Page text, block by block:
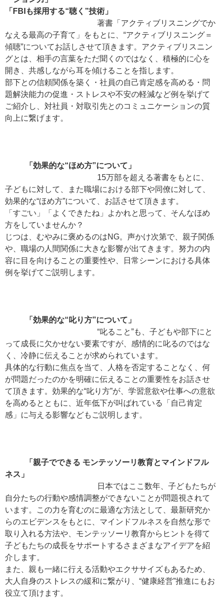
「FBIも採用する“聴く”技術」
著書「アクティブリスニングでか
なえる最高の子育て」をもとに、“アクティブリスニング＝
傾聴”についてお話しさせて頂きます。アクティブリスニン
グとは、相手の言葉をただ聞くのではなく、積極的に心を
開き、共感しながら耳を傾けることを指します。
部下との信頼関係を築く・社員の自己肯定感を高める・問
題解決能力の促進・ストレスや不安の軽減など例を挙げて
ご紹介し、対社員・対取引先とのコミュニケーションの質
向上に繋げます。
「効果的な“ほめ方”について」
15万部を超える著書をもとに、
子どもに対して、また職場における部下や同僚に対して、
効果的な“ほめ方”について、お話させて頂きます。
「すごい」「よくできたね」よかれと思って、そんなほめ
方をしていませんか？
じつは、むやみに褒めるのはNG。声かけ次第で、親子関係
や、職場の人間関係に大きな影響が出てきます。努力の内
容に目を向けることの重要性や、日常シーンにおける具体
例を挙げてご説明します。
「効果的な“叱り方”について」
“叱ること”も、子どもや部下にと
って成長に欠かせない要素ですが、感情的に叱るのではな
く、冷静に伝えることが求められています。
具体的な行動に焦点を当て、人格を否定することなく、何
が問題だったのかを明確に伝えることの重要性をお話させ
て頂きます。効果的な“叱り方”が、学習意欲や仕事への意欲
を高めるとともに、近年低下が叫ばれている「自己肯定
感」に与える影響などもご説明します。
「親子でできる モンテッソーリ教育とマインドフル
ネス」
日本ではここ数年、子どもたちが
自分たちの行動や感情調整ができないことが問題視されて
います。この力を育むのに最適な方法として、最新研究か
らのエビデンスをもとに、マインドフルネスを自然な形で
取り入れる方法や、モンテッソーリ教育からヒントを得て
子どもたちの成長をサポートするさまざまなアイデアを紹
介します。
また、親も一緒に行える活動やエクササイズもあるため、
大人自身のストレスの緩和に繋がり、“健康経営”推進にもお
役立て頂けます。